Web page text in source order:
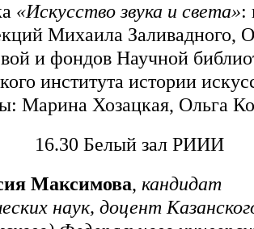
«Искусство звука и света»:
Михаила Заливадного,
и фондов Научной
института истории
Марина Хозацкая, Ольга
16.30 Белый зал РИИИ
Максимова, кандидат
наук, доцент